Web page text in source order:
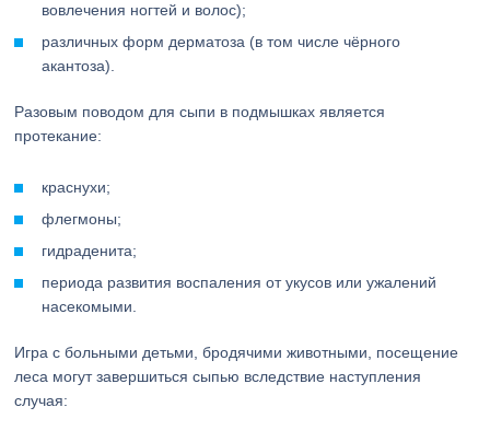
вовлечения ногтей и волос);
различных форм дерматоза (в том числе чёрного
акантоза).
Разовым поводом для сыпи в подмышках является
протекание:
краснухи;
флегмоны;
гидраденита;
периода развития воспаления от укусов или ужалений
насекомыми.
Игра с больными детьми, бродячими животными, посещение
леса могут завершиться сыпью вследствие наступления
случая: